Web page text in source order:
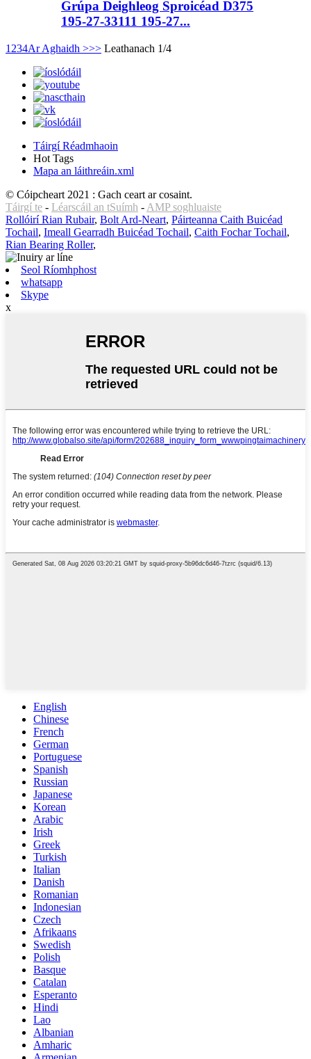
Grúpa Deighleog Sproicéad D375
195-27-33111 195-27...
1 234Ar Aghaidh >>> Leathanach 1/4
Táirgí Réadmhaoin
Hot Tags
Mapa an láithreáin.xml
© Cóipcheart 2021 : Gach ceart ar cosaint.
Táirgí te - Léarscáil an tSuímh - AMP soghluaiste
Rollóirí Rian Rubair, Bolt Ard-Neart, Páirteanna Caith Buicéad
Tochail, Imeall Gearradh Buicéad Tochail, Caith Fochar Tochail,
Rian Bearing Roller,
Seol Ríomhphost
whatsapp
Skype
x
English
Chinese
French
German
Portuguese
Spanish
Russian
Japanese
Korean
Arabic
Irish
Greek
Turkish
Italian
Danish
Romanian
Indonesian
Czech
Afrikaans
Swedish
Polish
Basque
Catalan
Esperanto
Hindi
Lao
Albanian
Amharic